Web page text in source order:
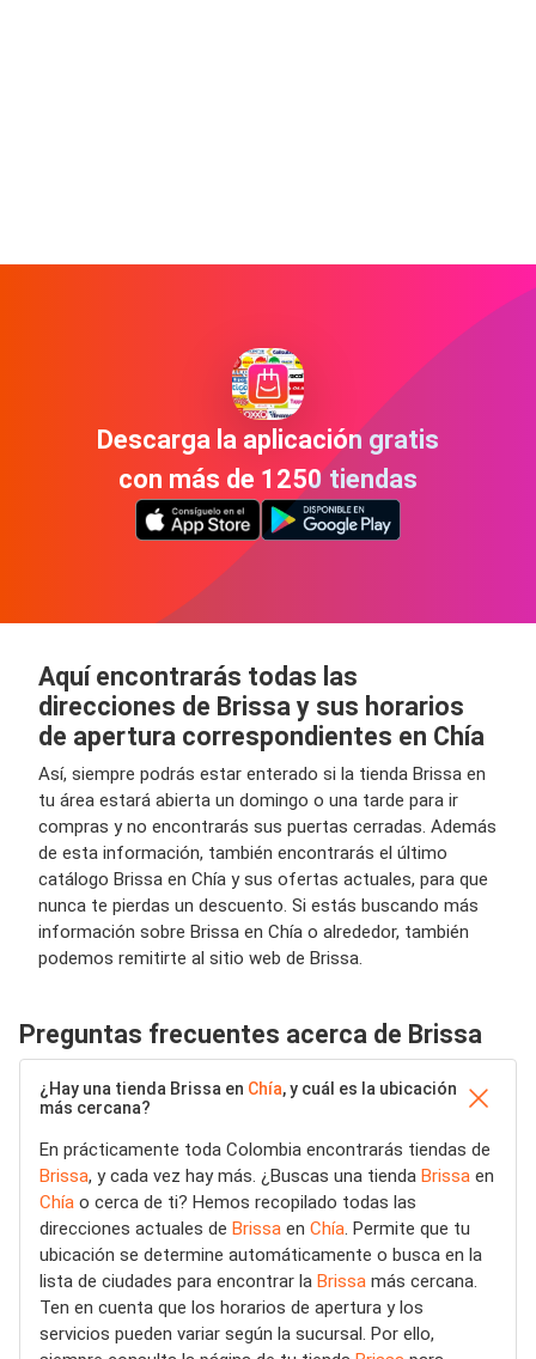
Descarga la aplicación gratis
con más de 1250 tiendas
Aquí encontrarás todas las
direcciones de Brissa y sus horarios
de apertura correspondientes en Chía
Así, siempre podrás estar enterado si la tienda Brissa en
tu área estará abierta un domingo o una tarde para ir
compras y no encontrarás sus puertas cerradas. Además
de esta información, también encontrarás el último
catálogo Brissa en Chía y sus ofertas actuales, para que
nunca te pierdas un descuento. Si estás buscando más
información sobre Brissa en Chía o alrededor, también
podemos remitirte al sitio web de Brissa.
Preguntas frecuentes acerca de Brissa
¿Hay una tienda Brissa en Chía, y cuál es la ubicación
más cercana?
En prácticamente toda Colombia encontrarás tiendas de
Brissa, y cada vez hay más. ¿Buscas una tienda Brissa en
Chía o cerca de ti? Hemos recopilado todas las
direcciones actuales de Brissa en Chía. Permite que tu
ubicación se determine automáticamente o busca en la
lista de ciudades para encontrar la Brissa más cercana.
Ten en cuenta que los horarios de apertura y los
servicios pueden variar según la sucursal. Por ello,